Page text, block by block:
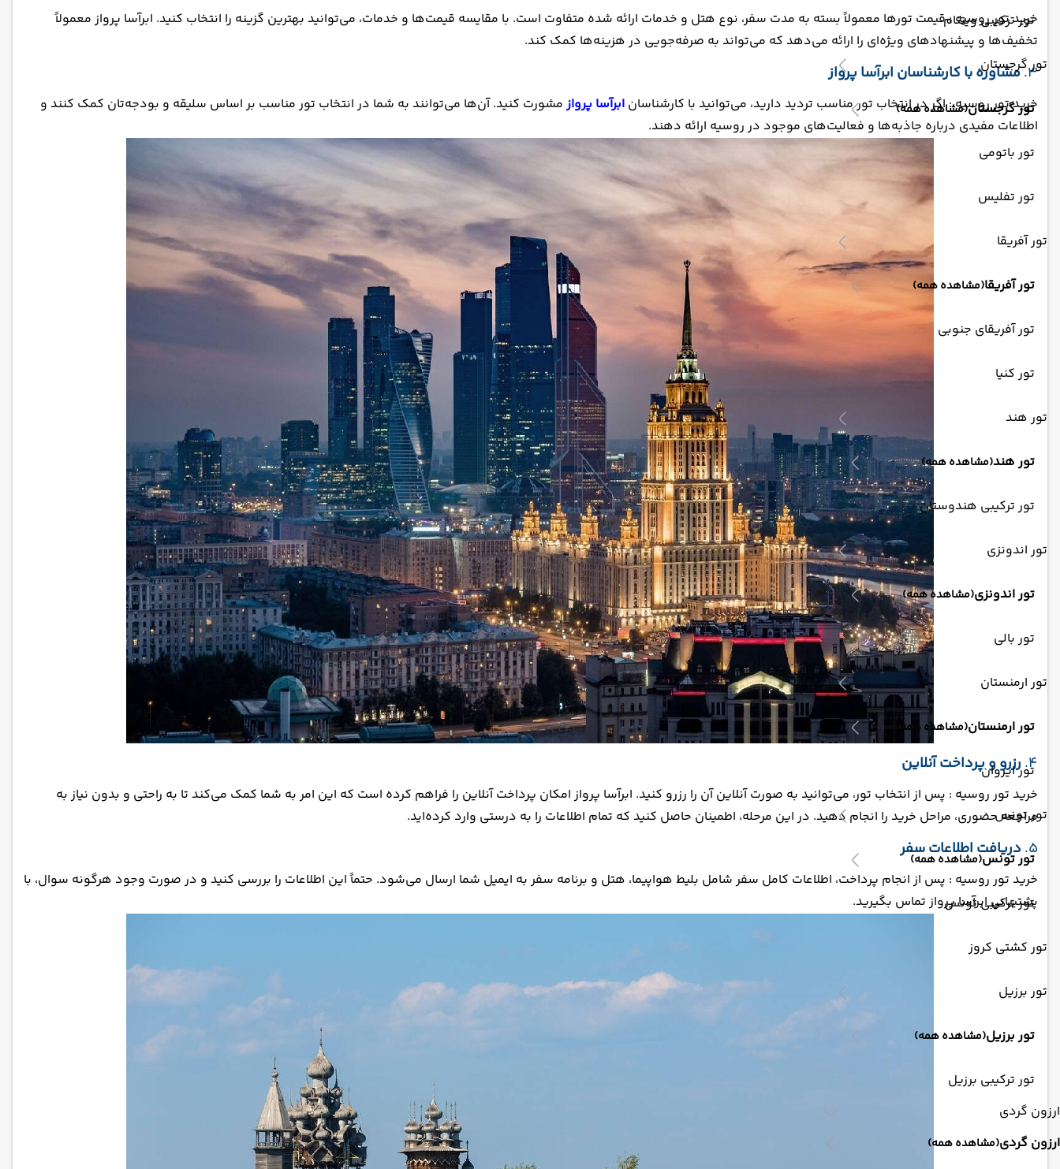
تور ترکیبی ویتنام
تور گرجستان
تور گرجستان(مشاهده همه)
تور باتومی
تور تفلیس
تور آفریقا
تور آفریقا(مشاهده همه)
تور آفریقای جنوبی
تور کنیا
تور هند
تور هند(مشاهده همه)
تور ترکیبی هندوستان
تور اندونزی
تور اندونزی(مشاهده همه)
تور بالی
تور ارمنستان
تور ارمنستان(مشاهده همه)
تور ایروان
تور تونس
تور تونس(مشاهده همه)
تور ترکیبی تونس
تور کشتی کروز
تور برزیل
تور برزیل(مشاهده همه)
تور ترکیبی برزیل
ارزون گردی
ارزون گردی(مشاهده همه)
خرید تور روسیه : قیمت تورها معمولاً بسته به مدت سفر، نوع هتل و خدمات ارائه شده متفاوت است. با مقایسه قیمت‌ها و خدمات، می‌توانید بهترین گزینه را انتخاب کنید. ابرآسا پرواز معمولاً
تخفیف‌ها و پیشنهادهای ویژه‌ای را ارائه می‌دهد که می‌تواند به صرفه‌جویی در هزینه‌ها کمک کند.
3. مشاوره با کارشناسان ابرآسا پرواز
خرید تور روسیه : اگر در انتخاب تور مناسب تردید دارید، می‌توانید با کارشناسان ابرآسا پروازمشورت کنید. آن‌ها می‌توانند به شما در انتخاب تور مناسب بر اساس سلیقه و بودجه‌تان کمک کنند و
اطلاعات مفیدی درباره جاذبه‌ها و فعالیت‌های موجود در روسیه ارائه دهند.
4. رزرو و پرداخت آنلاین
خرید تور روسیه : پس از انتخاب تور، می‌توانید به صورت آنلاین آن را رزرو کنید. ابرآسا پرواز امکان پرداخت آنلاین را فراهم کرده است که این امر به شما کمک می‌کند تا به راحتی و بدون نیاز به
مراجعه حضوری، مراحل خرید را انجام دهید. در این مرحله، اطمینان حاصل کنید که تمام اطلاعات را به درستی وارد کرده‌اید.
5. دریافت اطلاعات سفر
خرید تور روسیه : پس از انجام پرداخت، اطلاعات کامل سفر شامل بلیط هواپیما، هتل و برنامه سفر به ایمیل شما ارسال می‌شود. حتماً این اطلاعات را بررسی کنید و در صورت وجود هرگونه سوال، با
پشتیبانی ابرآسا پرواز تماس بگیرید.